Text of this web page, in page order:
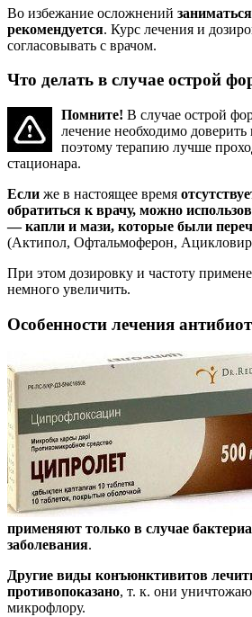
Во избежание осложнений
рекомендуется. Курс лечения и
согласовывать с врачом.
Что делать в случае острой
Помните! В случае острой
лечение необходимо доверить
поэтому терапию лучше
стационара.
Если же в настоящее время
обратиться к врачу, можно
— капли и мази, которые были
(Актипол, Офтальмоферон,
При этом дозировку и частоту
немного увеличить.
Особенности лечения
применяют только в случае
заболевания.
Другие виды конъюнктивитов
противопоказано, т. к. они
микрофлору.